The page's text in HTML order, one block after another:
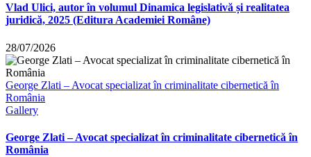
Vlad Ulici, autor în volumul Dinamica legislativă și realitatea
juridică, 2025 (Editura Academiei Române)
28/07/2026
George Zlati – Avocat specializat în criminalitate cibernetică în
România
Gallery
George Zlati – Avocat specializat în criminalitate cibernetică în
România